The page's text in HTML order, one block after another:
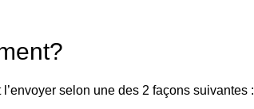
l’envoyer selon une des 2 façons suivantes :